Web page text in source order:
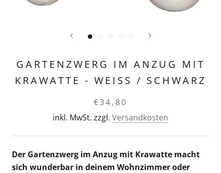
GARTENZWERG IM ANZUG MIT
KRAWATTE - WEISS / SCHWARZ
€34,80
inkl. MwSt. zzgl. Versandkosten
Der Gartenzwerg im Anzug mit Krawatte macht
sich wunderbar in deinem Wohnzimmer oder